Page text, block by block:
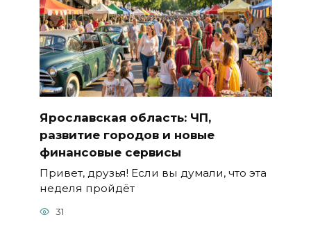
Ярославская область: ЧП,
развитие городов и новые
финансовые сервисы
Привет, друзья! Если вы думали, что эта
неделя пройдёт
31